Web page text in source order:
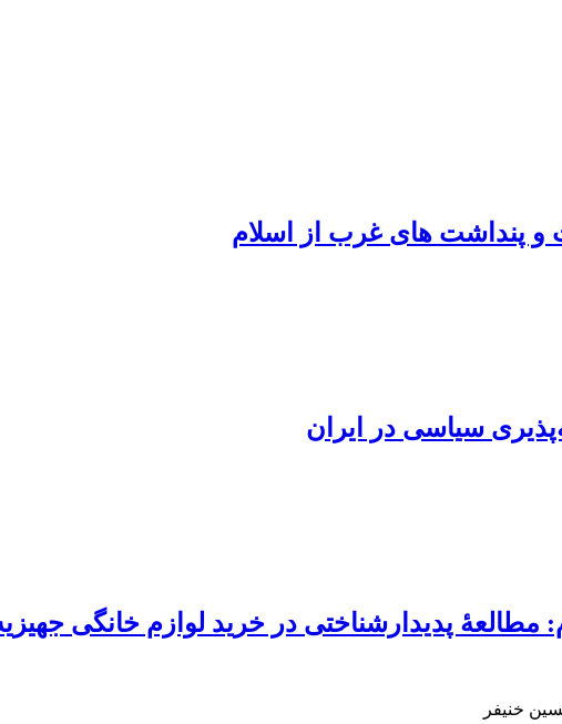
پنداشت های غرب از اسلام
سیاسی در ایران
پدیدارشناختی در خرید لوازم خانگی
خنیفر